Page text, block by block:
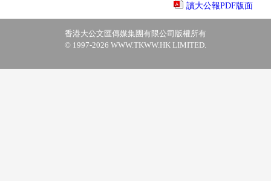
讀大公報PDF版面
香港大公文匯傳媒集團有限公司版權所有
© 1997-2026 WWW.TKWW.HK LIMITED.